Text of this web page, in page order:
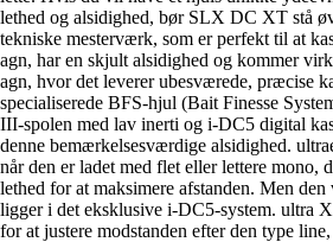
lethed og alsidighed, bør SLX DC XT stå
tekniske mesterværk, som er perfekt til at
agn, har en skjult alsidighed og kommer
agn, hvor det leverer ubesværede, præcise
specialiserede BFS-hjul (Bait Finesse
III-spolen med lav inerti og i-DC5 digital
denne bemærkelsesværdige alsidighed.
når den er ladet med flet eller lettere mono,
lethed for at maksimere afstanden. Men
ligger i det eksklusive i-DC5-system. ultra
for at justere modstanden efter den type